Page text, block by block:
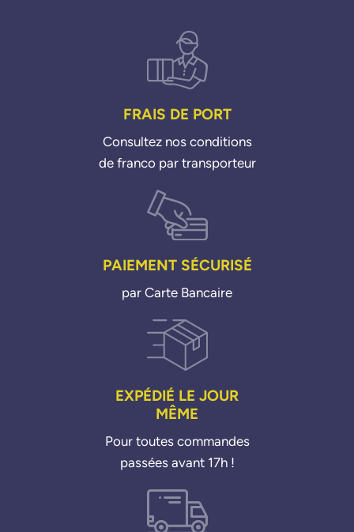
FRAIS DE PORT
Consultez nos conditions
de franco par transporteur
PAIEMENT SÉCURISÉ
par Carte Bancaire
EXPÉDIÉ LE JOUR
MÊME
Pour toutes commandes
passées avant 17h !